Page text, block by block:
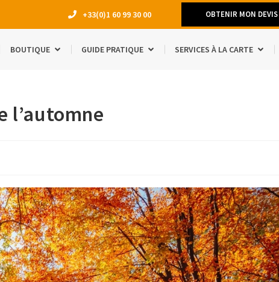
+33(0)1 60 99 30 00 OBTENIR MON
BOUTIQUE GUIDE PRATIQUE SERVICES À LA CARTE
l’automne